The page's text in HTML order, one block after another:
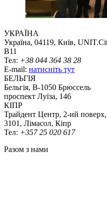
УКРАЇНА
Україна, 04119, Київ,
B11
Тел: +38 044 364 38 28
E-mail: натисніть тут
БЕЛЬГІЯ
Бельгія, В-1050 Брюссель
проспект Луїза, 146
КІПР
Трайдент Центр, 2-ий поверх,
3101, Лімасол, Кіпр
Тел: +357 25 020 617
Разом з нами